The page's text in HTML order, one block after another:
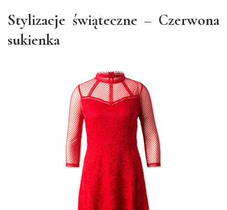
Stylizacje świąteczne – Czerwona
sukienka